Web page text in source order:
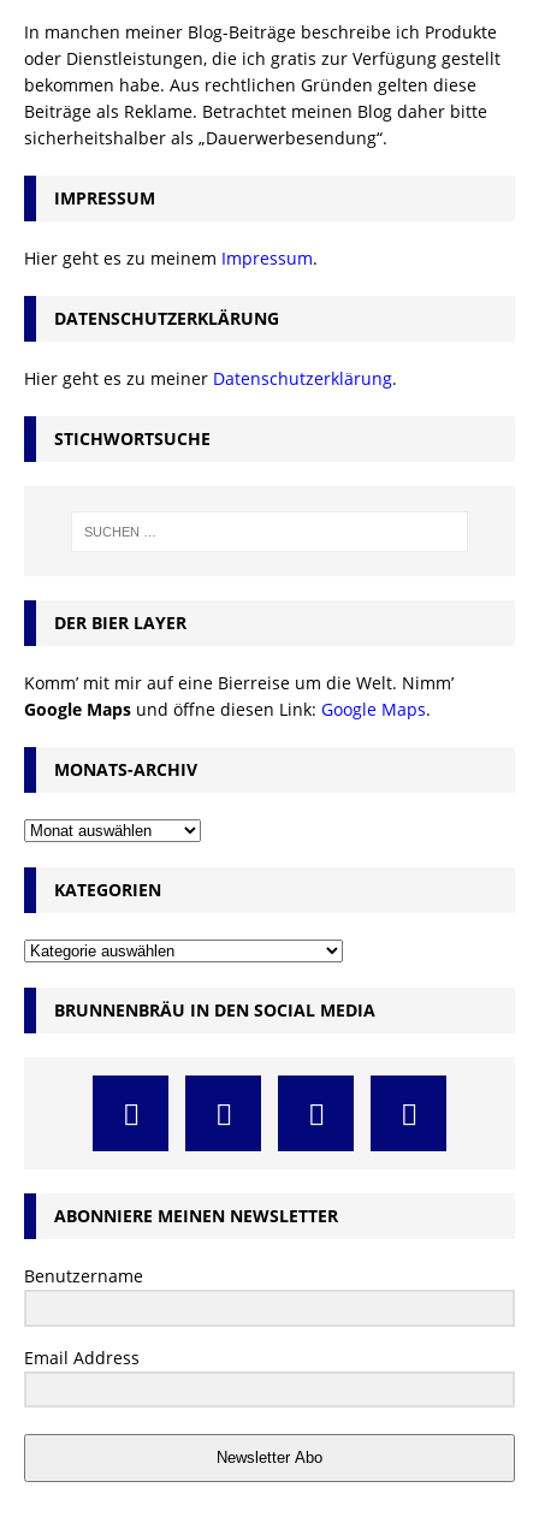
In manchen meiner Blog-Beiträge beschreibe ich Produkte
oder Dienstleistungen, die ich gratis zur Verfügung gestellt
bekommen habe. Aus rechtlichen Gründen gelten diese
Beiträge als Reklame. Betrachtet meinen Blog daher bitte
sicherheitshalber als „Dauerwerbesendung“.
IMPRESSUM
Hier geht es zu meinem Impressum.
DATENSCHUTZERKLÄRUNG
Hier geht es zu meiner Datenschutzerklärung.
STICHWORTSUCHE
DER BIER LAYER
Komm’ mit mir auf eine Bierreise um die Welt. Nimm’
Google Maps und öffne diesen Link: Google Maps.
MONATS-ARCHIV
KATEGORIEN
BRUNNENBRÄU IN DEN SOCIAL MEDIA
ABONNIERE MEINEN NEWSLETTER
Benutzername
Email Address
Newsletter Abo